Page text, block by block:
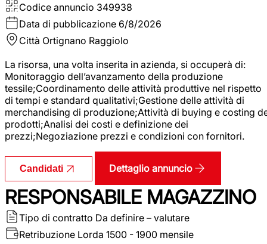
Codice annuncio 349938
Data di pubblicazione 6/8/2026
Città Ortignano Raggiolo
La risorsa, una volta inserita in azienda, si occuperà di:
Monitoraggio dell’avanzamento della produzione
tessile;Coordinamento delle attività produttive nel rispetto
di tempi e standard qualitativi;Gestione delle attività di
merchandising di produzione;Attività di buying e costing
prodotti;Analisi dei costi e definizione dei
prezzi;Negoziazione prezzi e condizioni con fornitori.
Candidati Dettaglio annuncio
RESPONSABILE MAGAZZINO
Tipo di contratto Da definire – valutare
Retribuzione Lorda 1500 - 1900 mensile